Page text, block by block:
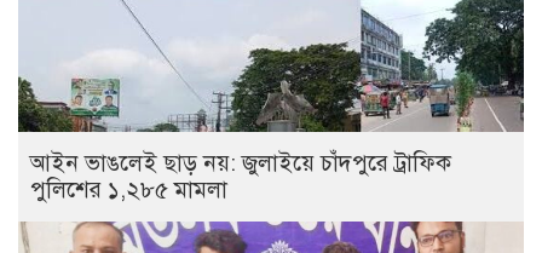
আইন ভাঙলেই ছাড় নয়: জুলাইয়ে চাঁদপুরে ট্রাফিক
পুলিশের ১,২৮৫ মামলা